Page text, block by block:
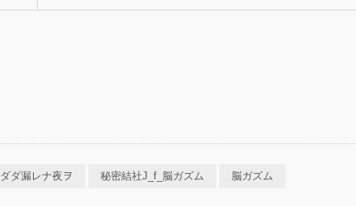
ダダ漏レナ夜ヲ 秘密結社J_f_脳ガズム 脳ガズム